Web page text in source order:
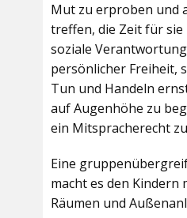
Mut zu erproben und
treffen, die Zeit für sie
soziale
persönlicher Freiheit,
Tun und Handeln
auf Augenhöhe zu
ein Mitspracherecht
Eine
macht es den Kindern
Räumen und